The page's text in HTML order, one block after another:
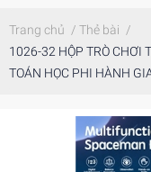
Trang chủ / Thẻ bài /
1026-32 HỘP TRÒ CHƠI
TOÁN HỌC PHI HÀNH